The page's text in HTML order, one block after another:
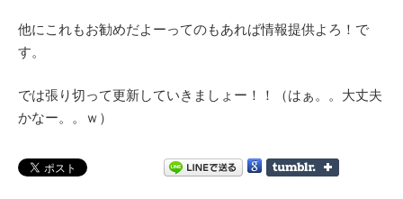
他にこれもお勧めだよーってのもあれば情報提供よろ！で
す。
では張り切って更新していきましょー！！（はぁ。。大丈夫
かなー。。ｗ）